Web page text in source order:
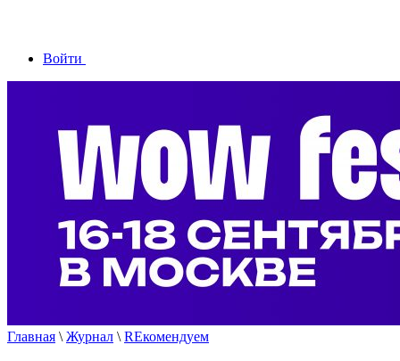
Войти
Главная \ Журнал \ REкомендуем